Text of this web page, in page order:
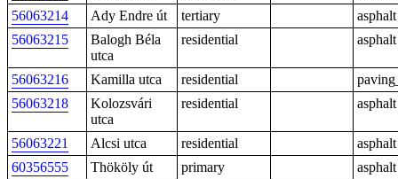
56063214
Ady Endre út tertiary
asphalt
56063215
Balogh Béla
utca
residential asphalt
56063216 Kamilla utca residential
56063218
Kolozsvári
utca
residential asphalt
56063221 Alcsi utca residential
asphalt
60356555
Thököly út primary
asphalt